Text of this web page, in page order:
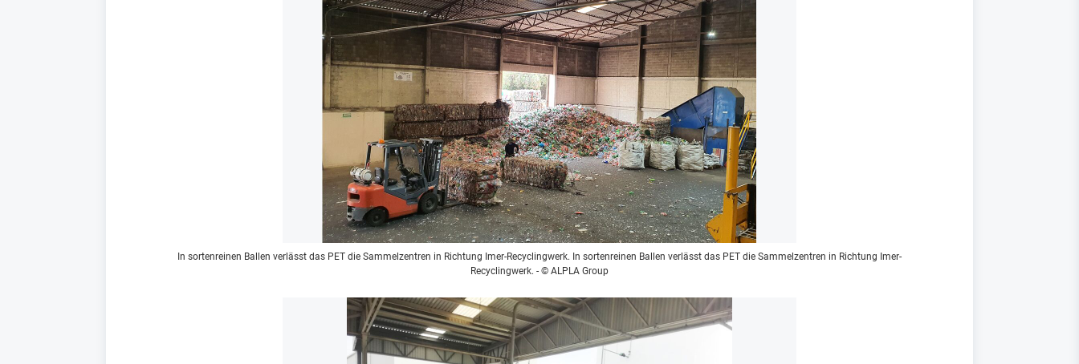
In sortenreinen Ballen verlässt das PET die Sammelzentren in Richtung Imer-Recyclingwerk. In sortenreinen Ballen verlässt das PET die Sammelzentren in Richtung Imer-
Recyclingwerk. - © ALPLA Group